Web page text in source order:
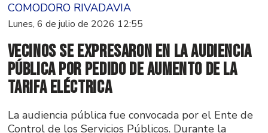
COMODORO RIVADAVIA
Lunes, 6 de julio de 2026 12:55
Vecinos se expresaron en la audiencia
pública por pedido de aumento de la
tarifa eléctrica
La audiencia pública fue convocada por el Ente de
Control de los Servicios Públicos. Durante la